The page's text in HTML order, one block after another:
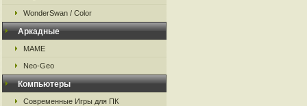
WonderSwan / Color
Аркадные
MAME
Neo-Geo
Компьютеры
Современные Игры для ПК